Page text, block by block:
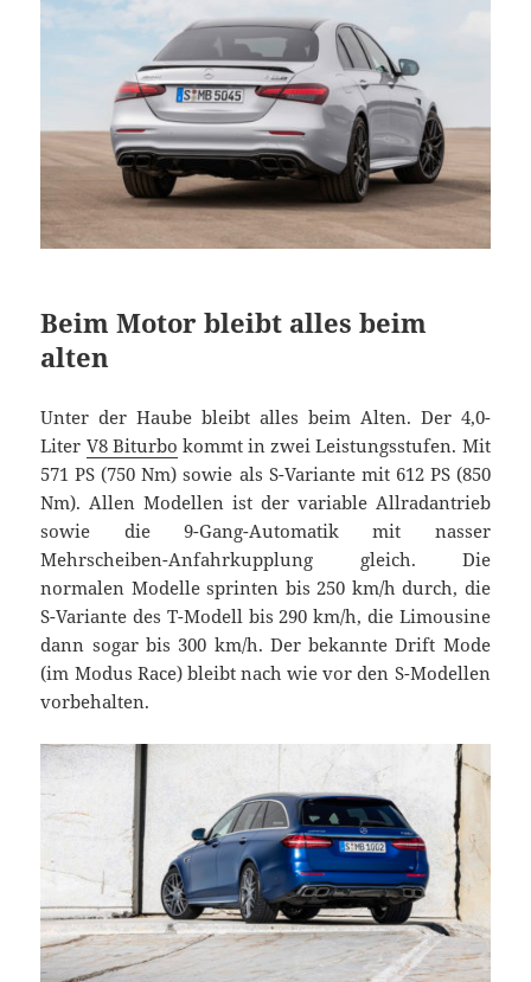
Beim Motor bleibt alles beim
alten
Unter der Haube bleibt alles beim Alten. Der 4,0-
Liter V8 Biturbo kommt in zwei Leistungsstufen. Mit
571 PS (750 Nm) sowie als S-Variante mit 612 PS (850
Nm). Allen Modellen ist der variable Allradantrieb
sowie die 9-Gang-Automatik mit nasser
Mehrscheiben-Anfahrkupplung gleich. Die
normalen Modelle sprinten bis 250 km/h durch, die
S-Variante des T-Modell bis 290 km/h, die Limousine
dann sogar bis 300 km/h. Der bekannte Drift Mode
(im Modus Race) bleibt nach wie vor den S-Modellen
vorbehalten.